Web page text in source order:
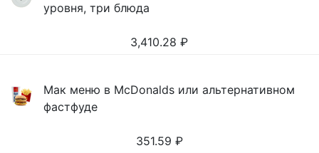
уровня, три блюда
3,410.28 ₽
Мак меню в McDonalds или альтернативном
фастфуде
351.59 ₽